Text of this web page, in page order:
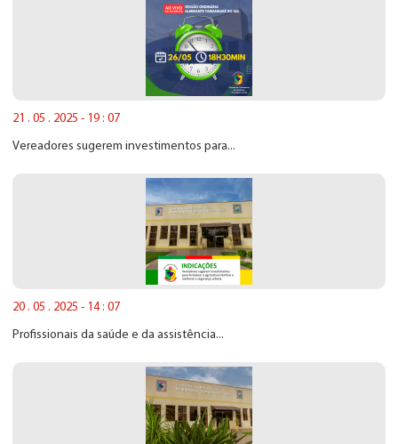
21 . 05 . 2025 - 19 : 07
Vereadores sugerem investimentos para...
20 . 05 . 2025 - 14 : 07
Profissionais da saúde e da assistência...